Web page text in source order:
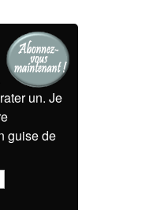
un. Je
guise de